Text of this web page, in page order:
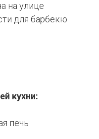
на улице
для барбекю
кухни:
печь